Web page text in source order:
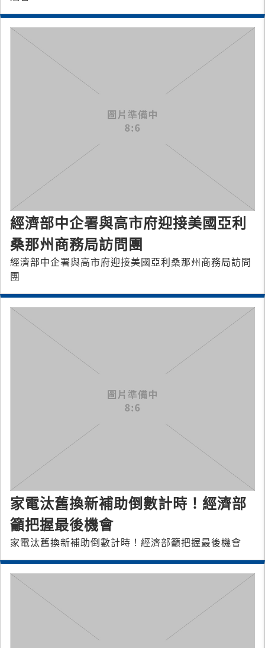
經濟部中企署與高市府迎接美國亞利
桑那州商務局訪問團
經濟部中企署與高市府迎接美國亞利桑那州商務局訪問
團
家電汰舊換新補助倒數計時！經濟部
籲把握最後機會
家電汰舊換新補助倒數計時！經濟部籲把握最後機會